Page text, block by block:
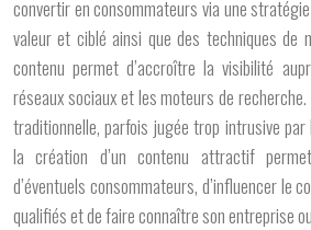
convertir en consommateurs via une
valeur et ciblé ainsi que des techniques de
contenu permet d’accroître la visibilité
réseaux sociaux et les moteurs de
traditionnelle, parfois jugée trop intrusive
la création d’un contenu attractif
d’éventuels consommateurs, d’influencer le
qualifiés et de faire connaître son entreprise